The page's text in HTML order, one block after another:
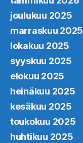
joulukuu 2025
marraskuu 2025
lokakuu 2025
syyskuu 2025
elokuu 2025
heinäkuu 2025
kesäkuu 2025
toukokuu 2025
huhtikuu 2025